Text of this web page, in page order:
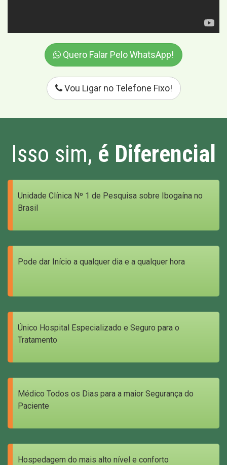
Quero Falar Pelo WhatsApp!
Vou Ligar no Telefone Fixo!
Isso sim, é Diferencial
Unidade Clínica Nº 1 de Pesquisa sobre Ibogaína no
Brasil
Pode dar Início a qualquer dia e a qualquer hora
Único Hospital Especializado e Seguro para o
Tratamento
Médico Todos os Dias para a maior Segurança do
Paciente
Hospedagem do mais alto nível e conforto